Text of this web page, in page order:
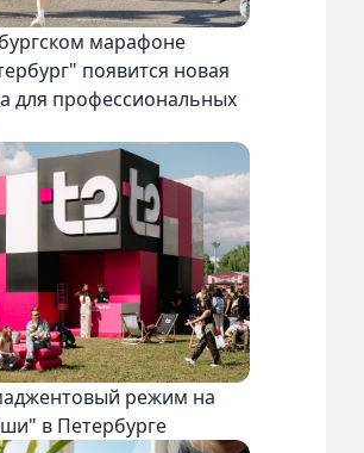
марафоне
появится новая
для профессиональных
режим на
в Петербурге